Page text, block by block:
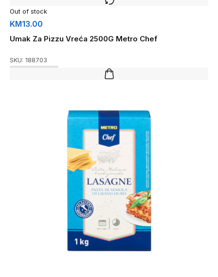
Out of stock
KM13.00
Umak Za Pizzu Vreća 2500G Metro Chef
SKU: 188703